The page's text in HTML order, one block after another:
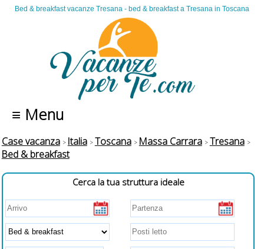
Bed & breakfast vacanze Tresana - bed & breakfast a Tresana in Toscana
≡ Menu
Case vacanza Italia Toscana Massa Carrara
Tresana
Bed & breakfast
Cerca la tua struttura ideale